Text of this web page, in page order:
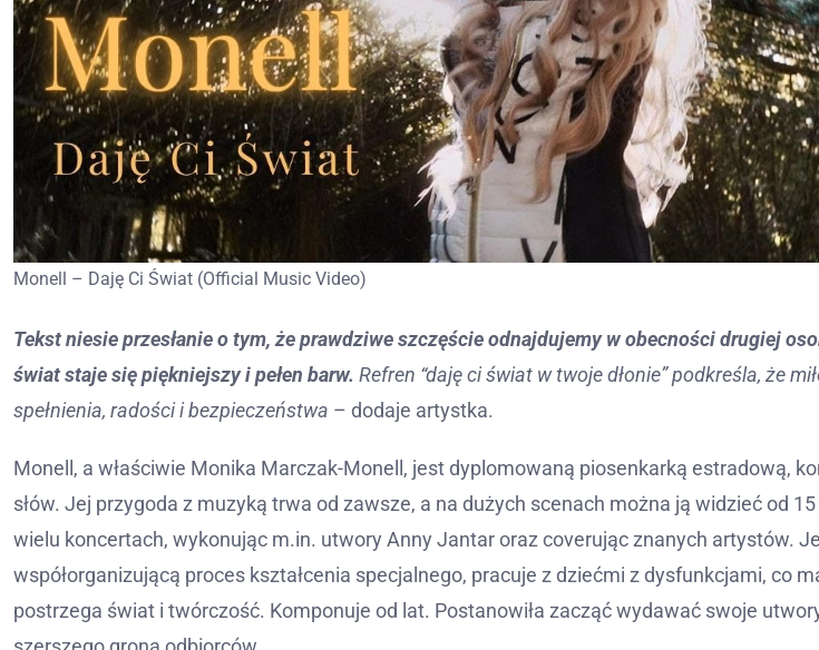
Monell – Daję Ci Świat (Official Music Video)
Tekst niesie przesłanie o tym, że prawdziwe szczęście odnajdujemy w obecności drugiej
świat staje się piękniejszy i pełen barw. Refren “daję ci świat w twoje dłonie” podkreśla, że
spełnienia, radości i bezpieczeństwa – dodaje artystka.
Monell, a właściwie Monika Marczak-Monell, jest dyplomowaną piosenkarką estradową,
słów. Jej przygoda z muzyką trwa od zawsze, a na dużych scenach można ją widzieć od
wielu koncertach, wykonując m.in. utwory Anny Jantar oraz coverując znanych artystów.
współorganizującą proces kształcenia specjalnego, pracuje z dziećmi z dysfunkcjami, co
postrzega świat i twórczość. Komponuje od lat. Postanowiła zacząć wydawać swoje